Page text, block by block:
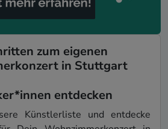
zum eigenen
in Stuttgart
entdecken
Künstler­liste und entdecke